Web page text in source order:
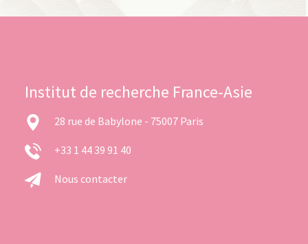
Institut de recherche France-Asie
28 rue de Babylone - 75007 Paris
+33 1 44 39 91 40
Nous contacter